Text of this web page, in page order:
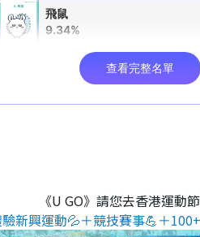
《U GO》請您去香港運動
新興運動💦＋競技賽事💪＋